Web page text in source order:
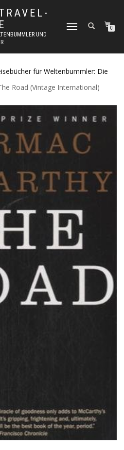
UND
NAVIGATION
0
für Weltenbummler: Die
Road (Vintage International)